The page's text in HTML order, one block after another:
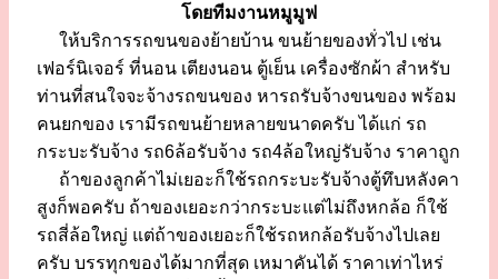
โดยทีมงานหมูมูฟ
ให้บริการรถขนของย้ายบ้าน ขนย้ายของทั่วไป เช่น
เฟอร์นิเจอร์ ที่นอน เตียงนอน ตู้เย็น เครื่องซักผ้า สำหรับ
ท่านที่สนใจจะจ้างรถขนของ หารถรับจ้างขนของ พร้อม
คนยกของ เรามีรถขนย้ายหลายขนาดครับ ได้แก่ รถ
กระบะรับจ้าง รถ6ล้อรับจ้าง รถ4ล้อใหญ่รับจ้าง ราคาถูก
ถ้าของลูกค้าไม่เยอะก็ใช้รถกระบะรับจ้างตู้ทึบหลังคา
สูงก็พอครับ ถ้าของเยอะกว่ากระบะแต่ไม่ถึงหกล้อ ก็ใช้
รถสี่ล้อใหญ่ แต่ถ้าของเยอะก็ใช้รถหกล้อรับจ้างไปเลย
ครับ บรรทุกของได้มากที่สุด เหมาคันได้ ราคาเท่าไหร่